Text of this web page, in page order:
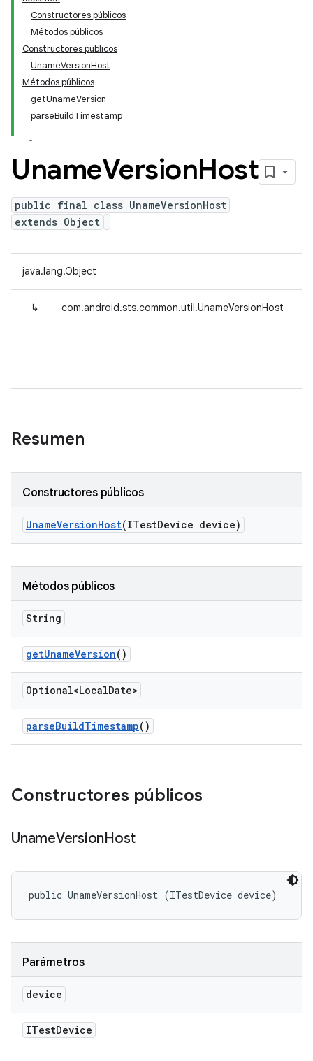
Constructores públicos
Métodos públicos
Constructores públicos
UnameVersionHost
Métodos públicos
getUnameVersion
parseBuildTimestamp
UnameVersionHost
public final class UnameVersionHost
extends Object
java.lang.Object
↳ com.android.sts.common.util.UnameVersionHost
Resumen
Constructores públicos
UnameVersionHost(ITestDevice device)
Métodos públicos
String
getUnameVersion()
Optional<LocalDate>
parseBuildTimestamp()
Constructores públicos
UnameVersionHost
public UnameVersionHost (ITestDevice device)
Parámetros
device
ITestDevice